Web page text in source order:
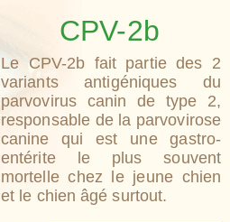
CPV-2b
Le CPV-2b fait partie des 2
variants antigéniques du
parvovirus canin de type 2,
responsable de la parvovirose
canine qui est une gastro-
entérite le plus souvent
mortelle chez le jeune chien
et le chien âgé surtout.